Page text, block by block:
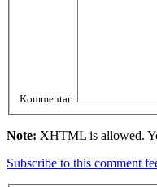
Kommentar:
Note: XHTML is allowed.
Subscribe to this comment